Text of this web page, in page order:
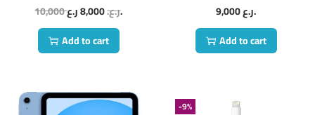
10,000
ر.ع.8,000
ر.ع.
Add to cart
9,000
ر.ع.
Add to cart
-9%